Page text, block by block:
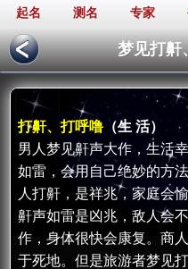
起名 测名 专家
梦见打鼾
打鼾、打呼噜 （生 活）
男人梦见鼾声大作，生活
如雷，会用自己绝妙的方
人打鼾，是祥兆，家庭会
鼾声如雷是凶兆，敌人会
作，身体很快会康复。商
于死地。但是旅游者梦见